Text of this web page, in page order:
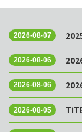
2026-08-07
2026-08-06
2026-08-06
2026-08-05